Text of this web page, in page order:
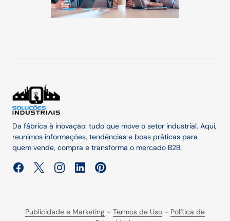
Da fábrica à inovação: tudo que move o setor industrial. Aqui,
reunimos informações, tendências e boas práticas para
quem vende, compra e transforma o mercado B2B.
Publicidade e Marketing - Termos de Uso - Política de